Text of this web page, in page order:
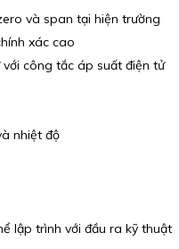
và span tại hiện trường
xác cao
với công tắc áp suất điện tử
nhiệt độ
lập trình với đầu ra kỹ thuật